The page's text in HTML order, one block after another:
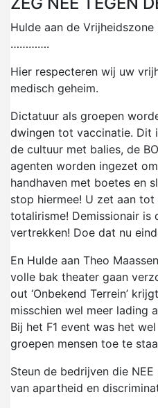
Hulde aan de
………….
Hier respecteren wij uw
medisch geheim.
Dictatuur als groepen
dwingen tot vaccinatie. Dit
de cultuur met balies, de
agenten worden ingezet
handhaven met boetes en
stop hiermee! U zet aan
totalirisme! Demissionair is
vertrekken! Doe dat nu
En Hulde aan Theo
volle bak theater gaan
out ‘Onbekend Terrein’
misschien wel meer lading
Bij het F1 event was het
groepen mensen toe te
Steun de bedrijven die
van apartheid en